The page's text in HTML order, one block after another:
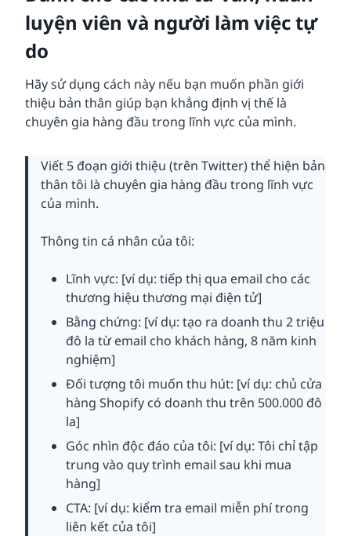
luyện viên và người làm việc tự
do
Hãy sử dụng cách này nếu bạn muốn phần giới
thiệu bản thân giúp bạn khẳng định vị thế là
chuyên gia hàng đầu trong lĩnh vực của mình.
Viết 5 đoạn giới thiệu (trên Twitter) thể hiện bản
thân tôi là chuyên gia hàng đầu trong lĩnh vực
của mình.
Thông tin cá nhân của tôi:
Lĩnh vực: [ví dụ: tiếp thị qua email cho các
thương hiệu thương mại điện tử]
Bằng chứng: [ví dụ: tạo ra doanh thu 2 triệu
đô la từ email cho khách hàng, 8 năm kinh
nghiệm]
Đối tượng tôi muốn thu hút: [ví dụ: chủ cửa
hàng Shopify có doanh thu trên 500.000 đô
la]
Góc nhìn độc đáo của tôi: [ví dụ: Tôi chỉ tập
trung vào quy trình email sau khi mua
hàng]
CTA: [ví dụ: kiểm tra email miễn phí trong
liên kết của tôi]